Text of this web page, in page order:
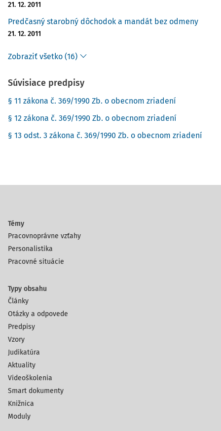
21. 12. 2011
Predčasný starobný dôchodok a mandát bez odmeny
21. 12. 2011
Zobraziť všetko (16)
Súvisiace predpisy
§ 11 zákona č. 369/1990 Zb. o obecnom zriadení
§ 12 zákona č. 369/1990 Zb. o obecnom zriadení
§ 13 odst. 3 zákona č. 369/1990 Zb. o obecnom zriadení
Témy
Pracovnoprávne vzťahy
Personalistika
Pracovné situácie
Typy obsahu
Články
Otázky a odpovede
Predpisy
Vzory
Judikatúra
Aktuality
Videoškolenia
Smart dokumenty
Knižnica
Moduly